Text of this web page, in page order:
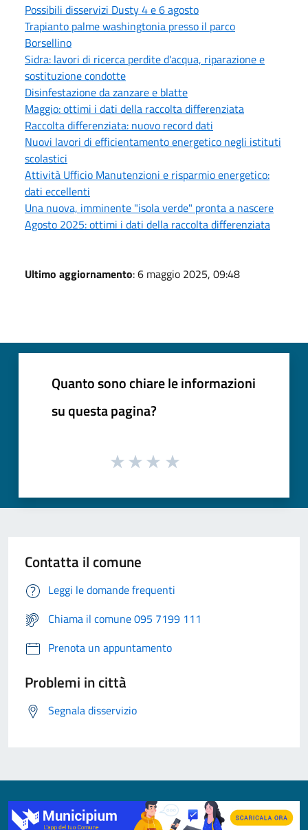
Possibili disservizi Dusty 4 e 6 agosto
Trapianto palme washingtonia presso il parco
Borsellino
Sidra: lavori di ricerca perdite d'acqua, riparazione e
sostituzione condotte
Disinfestazione da zanzare e blatte
Maggio: ottimi i dati della raccolta differenziata
Raccolta differenziata: nuovo record dati
Nuovi lavori di efficientamento energetico negli istituti
scolastici
Attività Ufficio Manutenzioni e risparmio energetico:
dati eccellenti
Una nuova, imminente "isola verde" pronta a nascere
Agosto 2025: ottimi i dati della raccolta differenziata
Ultimo aggiornamento: 6 maggio 2025, 09:48
Quanto sono chiare le informazioni
su questa pagina?
Contatta il comune
Leggi le domande frequenti
Chiama il comune 095 7199 111
Prenota un appuntamento
Problemi in città
Segnala disservizio